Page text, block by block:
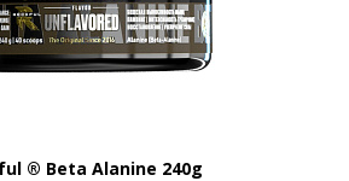
® Beta Alanine 240g